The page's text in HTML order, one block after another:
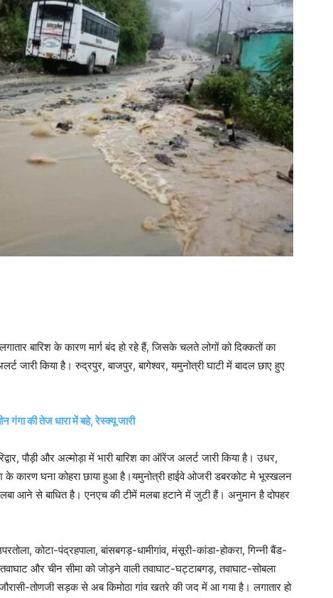
बारिश के कारण मार्ग बंद हो रहे हैं, जिसके चलते लोगों को दिक्कतों का
जारी किया है। रुद्रपुर, बाजपुर, बागेश्वर, यमुनोत्री घाटी में बादल छाए हुए
की तेज धारा में बहे, रेस्क्यू जारी
पौड़ी और अल्मोड़ा में भारी बारिश का ऑरेंज अलर्ट जारी किया है। उधर,
के कारण घना कोहरा छाया हुआ है।यमुनोत्री हाईवे ओजरी डबरकोट मे भूस्खलन
आने से बाधित है। एनएच की टीमें मलबा हटाने में जुटी हैं। अनुमान है दोपहर
कोटा-पंद्रहपाला, बांसबगड़-धामीगांव, मंसूरी-कांडा-होकरा, गिन्नी बैंड-
और चीन सीमा को जोड़ने वाली तवाघाट-घट्टाबगड़, तवाघाट-सोबला
तोणजी सड़क से अब किमोठा गांव खतरे की जद में आ गया है। लगातार हो